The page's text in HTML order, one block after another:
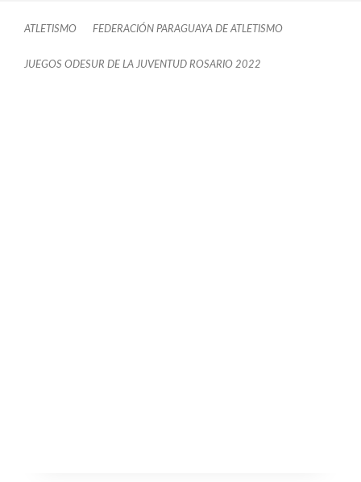
ATLETISMO FEDERACIÓN PARAGUAYA DE ATLETISMO
JUEGOS ODESUR DE LA JUVENTUD ROSARIO 2022